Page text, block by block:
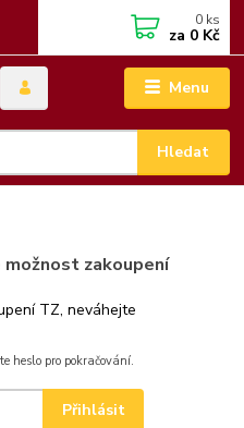
Menu
Hledat
0 ks
za 0 Kč
možnost zakoupení
TZ, neváhejte
heslo pro pokračování.